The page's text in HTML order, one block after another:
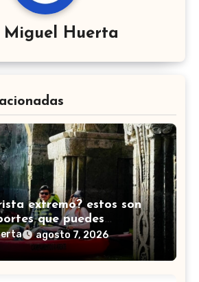
Miguel Huerta
extremo? estos son
que puedes
Guanajuato
agosto 7, 2026